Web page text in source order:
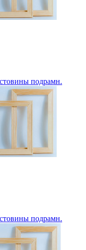
подрамн.
подрамн.